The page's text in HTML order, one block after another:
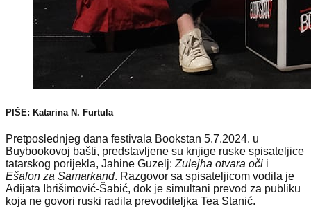
PIŠE: Katarina N. Furtula
Pretposlednjeg dana festivala Bookstan 5.7.2024. u
Buybookovoj bašti, predstavljene su knjige ruske spisateljice
tatarskog porijekla, Jahine Guzelj: Zulejha otvara oči i
Ešalon za Samarkand. Razgovor sa spisateljicom vodila je
Adijata Ibrišimović-Šabić, dok je simultani prevod za publiku
koja ne govori ruski radila prevoditeljka Tea Stanić.